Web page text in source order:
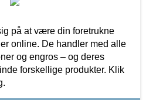
på at være din foretrukne
online. De handler med alle
og engros – og deres
forskellige produkter. Klik